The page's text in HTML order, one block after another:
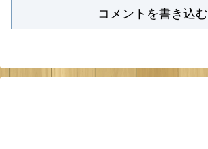
コメントを書き込む